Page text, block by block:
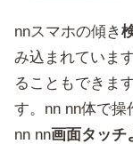
nnスマホの傾き
み込まれていま
ることもできま
す。nn nn体で操
nn nn画面タッチ